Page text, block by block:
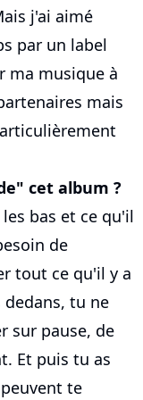
j'ai aimé
par un label
ma musique à
mais
cet album ?
bas et ce qu'il
de
tout ce qu'il y a
tu ne
sur pause, de
Et puis tu as
te